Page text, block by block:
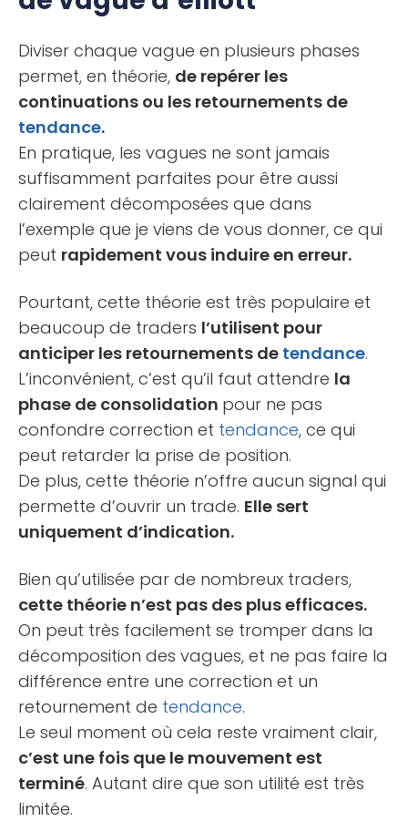
Diviser chaque vague en plusieurs phases
permet, en théorie, de repérer les
continuations ou les retournements de
tendance.
En pratique, les vagues ne sont jamais
suffisamment parfaites pour être aussi
clairement décomposées que dans
l’exemple que je viens de vous donner, ce qui
peut rapidement vous induire en erreur.
Pourtant, cette théorie est très populaire et
beaucoup de traders l’utilisent pour
anticiper les retournements de tendance.
L’inconvénient, c’est qu’il faut attendre la
phase de consolidation pour ne pas
confondre correction et tendance, ce qui
peut retarder la prise de position.
De plus, cette théorie n’offre aucun signal qui
permette d’ouvrir un trade. Elle sert
uniquement d’indication.
Bien qu’utilisée par de nombreux traders,
cette théorie n’est pas des plus efficaces.
On peut très facilement se tromper dans la
décomposition des vagues, et ne pas faire la
différence entre une correction et un
retournement de tendance.
Le seul moment où cela reste vraiment clair,
c’est une fois que le mouvement est
terminé. Autant dire que son utilité est très
limitée.